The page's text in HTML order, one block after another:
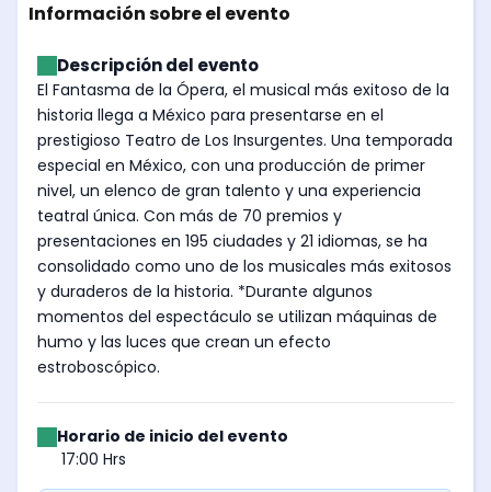
Información sobre el evento
Descripción del evento
El Fantasma de la Ópera, el musical más exitoso de la
historia llega a México para presentarse en el
prestigioso Teatro de Los Insurgentes. Una temporada
especial en México, con una producción de primer
nivel, un elenco de gran talento y una experiencia
teatral única. Con más de 70 premios y
presentaciones en 195 ciudades y 21 idiomas, se ha
consolidado como uno de los musicales más exitosos
y duraderos de la historia. *Durante algunos
momentos del espectáculo se utilizan máquinas de
humo y las luces que crean un efecto
estroboscópico.
Horario de inicio del evento
17:00 Hrs